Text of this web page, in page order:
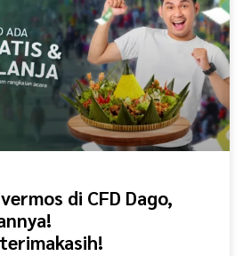
di CFD Dago,